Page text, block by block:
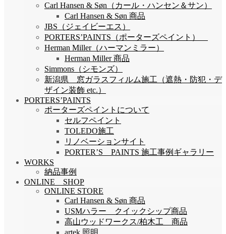
Carl Hansen & Søn（カール・ハンセン＆サン）
Carl Hansen & Søn 商品
JBS（ジェイビーエス）
PORTERS’PAINTS（ポーターズペイント）
Herman Miller（ハーマンミラー）
Herman Miller 商品
Simmons（シモンズ）
新潟県 窓ガラスフィルム施工（遮熱・防犯・デ
ザイン装飾 etc.）
PORTERS’PAINTS
ポーターズペイントについて
セルフペイント
TOLEDO施工
リノベーションサイト
PORTER’S PAINTS 施工事例ギャラリー
WORKS
納品事例
ONLINE SHOP
ONLINE STORE
Carl Hansen & Søn 商品
USMハラー クイックシップ商品
高山ウッドワークス/柏木工 商品
artek 照明